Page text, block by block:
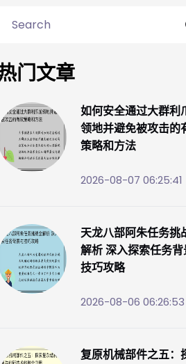
门文章
如何安全通过大群利
领地并避免被攻击的
策略和方法
2026-08-07 06:25:41
天龙八部阿朱任务挑
解析 深入探索任务背
技巧攻略
2026-08-06 06:26:53
复原机械部件之五：